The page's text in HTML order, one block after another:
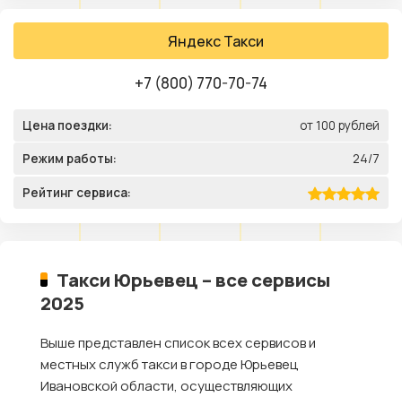
Яндекс Такси
+7 (800) 770-70-74
Цена поездки: от 100 рублей
Режим работы: 24/7
Рейтинг сервиса:
Такси Юрьевец – все сервисы
2025
Выше представлен список всех сервисов и
местных служб такси в городе Юрьевец
Ивановской области, осуществляющих